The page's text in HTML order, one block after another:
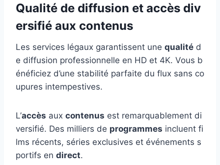
Qualité de diffusion et accès div
ersifié aux contenus
Les services légaux garantissent une qualité d
e diffusion professionnelle en HD et 4K. Vous b
énéficiez d’une stabilité parfaite du flux sans co
upures intempestives.
L’accès aux contenus est remarquablement di
versifié. Des milliers de programmes incluent fi
lms récents, séries exclusives et événements s
portifs en direct.